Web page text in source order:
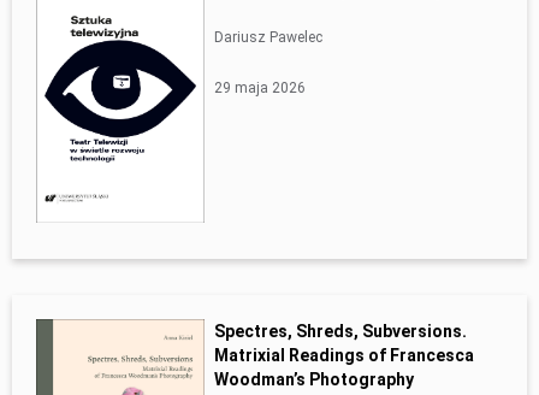
Dariusz Pawelec
29 maja 2026
Spectres, Shreds, Subversions.
Matrixial Readings of Francesca
Woodman’s Photography